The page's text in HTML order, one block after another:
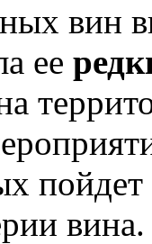
вин
ее
пойдет
вина.